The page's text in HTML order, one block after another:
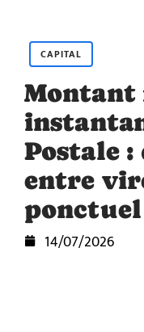
CAPITAL
Montant
Postale
entre
14/07/2026